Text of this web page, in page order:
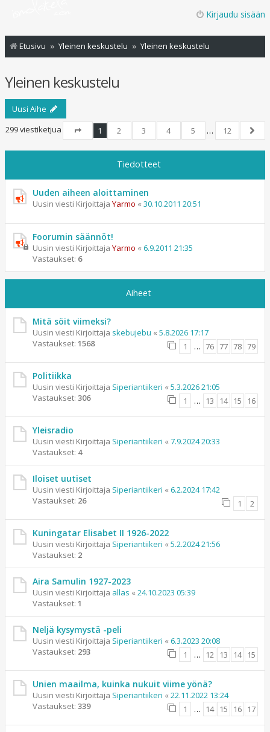
Kirjaudu sisään
Etusivu Yleinen keskustelu Yleinen keskustelu
Yleinen keskustelu
Uusi Aihe
299 viestiketjua
Sivu1
1 2 3 4 5 …
12
Tiedotteet
Uuden aiheen aloittaminen
Uusin viesti Kirjoittaja Yarmo « 30.10.2011 20:51
Foorumin säännöt!
Uusin viesti Kirjoittaja Yarmo « 6.9.2011 21:35
Vastaukset: 6
Aiheet
Mitä söit viimeksi?
Uusin viesti Kirjoittaja skebujebu « 5.8.2026 17:17
Vastaukset: 1568 1 … 76 77 78 79
Politiikka
Uusin viesti Kirjoittaja Siperiantiikeri « 5.3.2026 21:05
Vastaukset: 306 1 … 13 14 15 16
Yleisradio
Uusin viesti Kirjoittaja Siperiantiikeri « 7.9.2024 20:33
Vastaukset: 4
Iloiset uutiset
Uusin viesti Kirjoittaja Siperiantiikeri « 6.2.2024 17:42
Vastaukset: 26 1 2
Kuningatar Elisabet II 1926-2022
Uusin viesti Kirjoittaja Siperiantiikeri « 5.2.2024 21:56
Vastaukset: 2
Aira Samulin 1927-2023
Uusin viesti Kirjoittaja allas « 24.10.2023 05:39
Vastaukset: 1
Neljä kysymystä -peli
Uusin viesti Kirjoittaja Siperiantiikeri « 6.3.2023 20:08
Vastaukset: 293 1 … 12 13 14 15
Unien maailma, kuinka nukuit viime yönä?
Uusin viesti Kirjoittaja Siperiantiikeri « 22.11.2022 13:24
Vastaukset: 339 1 … 14 15 16 17